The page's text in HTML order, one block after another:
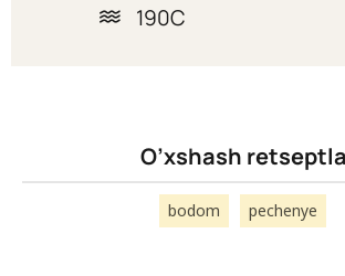
190C
O’xshash
bodom pechenye